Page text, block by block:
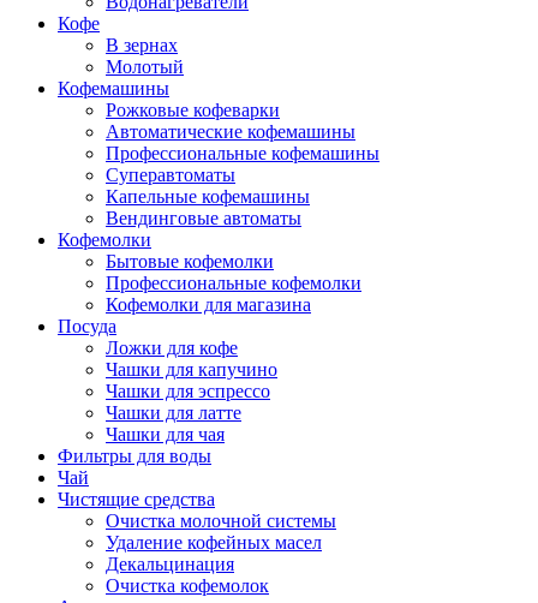
Кофе
В зернах
Молотый
Кофемашины
Рожковые кофеварки
Автоматические кофемашины
Профессиональные кофемашины
Суперавтоматы
Капельные кофемашины
Вендинговые автоматы
Кофемолки
Бытовые кофемолки
Профессиональные кофемолки
Кофемолки для магазина
Посуда
Ложки для кофе
Чашки для капучино
Чашки для эспрессо
Чашки для латте
Чашки для чая
Фильтры для воды
Чай
Чистящие средства
Очистка молочной системы
Удаление кофейных масел
Декальцинация
Очистка кофемолок